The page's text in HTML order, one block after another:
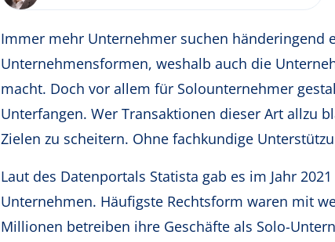
Immer mehr Unternehmer suchen händeringend
Unternehmensformen, weshalb auch die
macht. Doch vor allem für Solounternehmer
Unterfangen. Wer Transaktionen dieser Art allzu
Zielen zu scheitern. Ohne fachkundige
Laut des Datenportals Statista gab es im Jahr
Unternehmen. Häufigste Rechtsform waren mit
Millionen betreiben ihre Geschäfte als Solo-